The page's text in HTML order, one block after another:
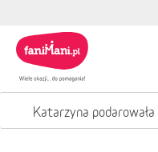
Katarzyna podarowała